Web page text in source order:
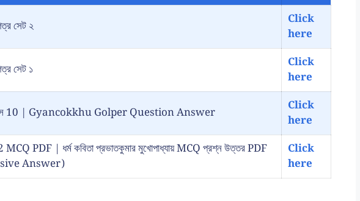
সেট ২
Click
here
সেট ১
Click
here
ক্লাস 10 | Gyancokkhu Golper Question Answer
Click
here
PDF | ধর্ম কবিতা প্রভাতকুমার মুখোপাধ্যায় MCQ প্রশ্ন উত্তর PDF
Answer)
Click
here